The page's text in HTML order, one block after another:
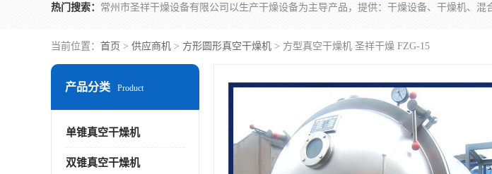
热门搜索：
当前位置： 首页 > 供应商机 > 方形圆形真空干燥机 > 方型真空干燥机 圣祥干燥 FZG-15
产品分类 Product
单锥真空干燥机
双锥真空干燥机